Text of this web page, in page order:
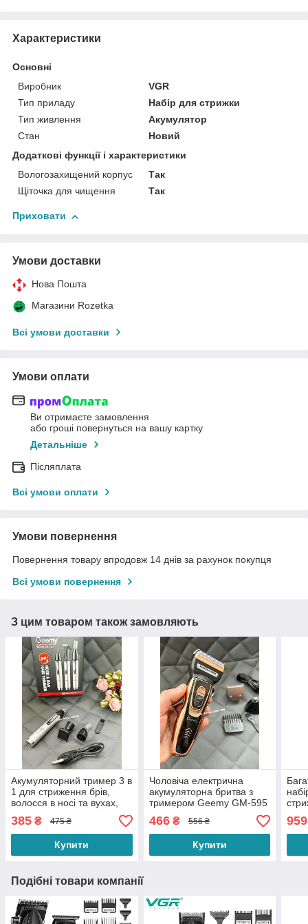
Характеристики
Основні
Виробник
VGR
Тип приладу
Набір для стрижки
Тип живлення
Акумулятор
Стан
Новий
Додаткові функції і характеристики
Вологозахищений корпус
Так
Щіточка для чищення
Так
Приховати
Умови доставки
Нова Пошта
Магазини Rozetka
Всі умови доставки
Умови оплати
Ви отримаєте замовлення
або гроші повернуться на вашу картку
Детальніше
Післяплата
Всі умови оплати
Умови повернення
Повернення товару впродовж 14 днів за рахунок покупця
Всі умови повернення
З цим товаром також замовляють
Акумуляторний тример 3 в
1 для стриження брів,
волосся в носі та вухах,
бороди та вусів Geemy
GM-3107
385 ₴ 475 ₴
Купити
Чоловіча електрична
акумуляторна бритва з
тримером Geemy GM-595
для бороди носа та вух 3
в 1
466₴ 556 ₴
Купити
та
959
Подібні товари компанії